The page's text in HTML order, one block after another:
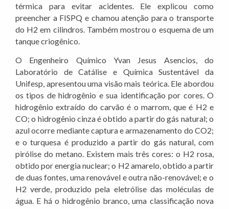
térmica para evitar acidentes. Ele explicou como
preencher a FISPQ e chamou atenção para o transporte
do H2 em cilindros. Também mostrou o esquema de um
tanque criogênico.
O Engenheiro Químico Yvan Jesus Asencios, do
Laboratório de Catálise e Química Sustentável da
Unifesp, apresentou uma visão mais teórica. Ele abordou
os tipos de hidrogênio e sua identificação por cores. O
hidrogênio extraído do carvão é o marrom, que é H2 e
CO; o hidrogênio cinza é obtido a partir do gás natural; o
azul ocorre mediante captura e armazenamento do CO2;
e o turquesa é produzido a partir do gás natural, com
pirólise do metano. Existem mais três cores: o H2 rosa,
obtido por energia nuclear; o H2 amarelo, obtido a partir
de duas fontes, uma renovável e outra não-renovável; e o
H2 verde, produzido pela eletrólise das moléculas de
água. E há o hidrogênio branco, uma classificação nova